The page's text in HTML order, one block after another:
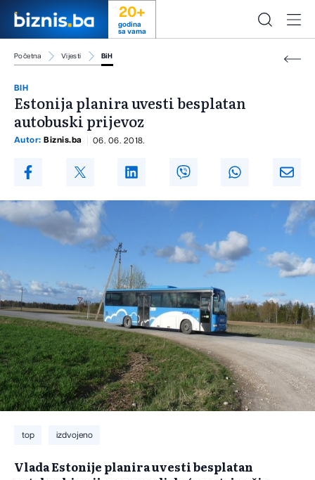
20+
godina
sa vama
Početna Vijesti BiH
BIH
Estonija planira uvesti besplatan
autobuski prijevoz
Autor: Biznis.ba 06. 06. 2018.
top izdvojeno
Vlada Estonije planira uvesti besplatan